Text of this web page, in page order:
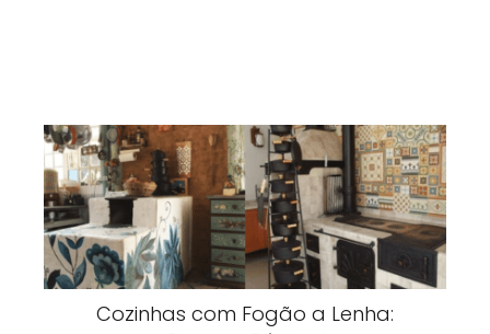
Cozinhas com Fogão a Lenha: